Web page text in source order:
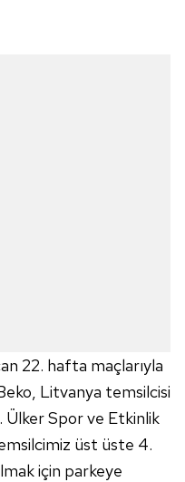
22. hafta maçlarıyla
Litvanya temsilcisi
Ülker Spor ve Etkinlik
üst üste 4.
için parkeye